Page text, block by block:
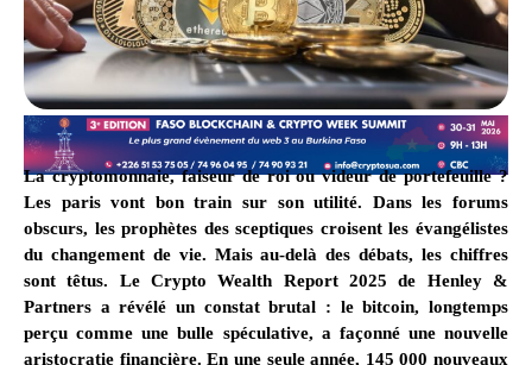
La cryptomonnaie, faiseur de roi ou videur de portefeuille ?
Les paris vont bon train sur son utilité. Dans les forums
obscurs, les prophètes des sceptiques croisent les évangélistes
du changement de vie. Mais au-delà des débats, les chiffres
sont têtus. Le Crypto Wealth Report 2025 de Henley &
Partners a révélé un constat brutal : le bitcoin, longtemps
perçu comme une bulle spéculative, a façonné une nouvelle
aristocratie financière. En une seule année, 145 000 nouveaux